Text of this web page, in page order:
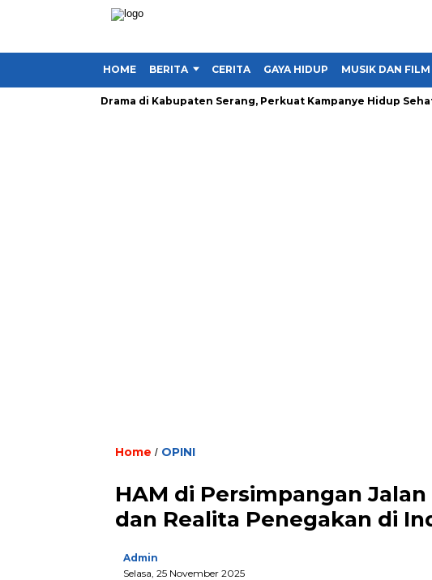
HOME BERITA CERITA GAYA HIDUP MUSIK DAN FILM
Tanpa Drama di Kabupaten Serang, Perkuat Kampanye Hidup Sehat dan
Home / OPINI
HAM di Persimpangan
dan Realita Penegakan di
Admin
Selasa, 25 November 2025